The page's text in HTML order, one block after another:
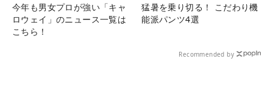
今年も男女プロが強い「キャ
ロウェイ」のニュース一覧は
こちら！
猛暑を乗り切る！ こだわり機
能派パンツ4選
Recommended by